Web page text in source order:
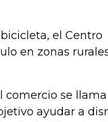
el Centro
en zonas
comercio se llama
ayudar a